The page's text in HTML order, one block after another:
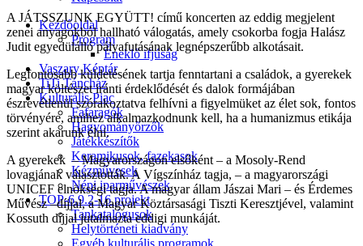
Kezdőoldal
Program
Éneklő ifjúság
Vaszary Képtár
TiTi Táncház
Kulturális Piac
Fafaragók
Hagyományőrzők
Játékkészítők
Keramikusok, fazekasok
Kézművesek
Népi iparművészek
TOP-6.9.2-16 projekt
Tankatalógusok
Helytörténeti kiadvány
Egyéb kulturális programok
A JÁTSSZUNK EGYÜTT! című koncerten az eddig megjelent
zenei anyagokból hallható válogatás, amely csokorba fogja Halász
Judit egyedülálló pályafutásának legnépszerűbb alkotásait.
Legfontosabb küldetésének tartja fenntartani a családok, a gyerekek
magyar költészet iránti érdeklődését és dalok formájában
észrevétlenül szórakoztatva felhívni a figyelmüket az élet sok, fontos
törvényére, amihez alkalmazkodnunk kell, ha a humanizmus etikája
szerint akarunk élni.
A gyerekek – Magyarországon elsőként – a Mosoly-Rend
lovagjának választották. A Vígszínház tagja, – a magyarországi
UNICEF elnökségi tagja. A magyar állam Jászai Mari – és Érdemes
Művész –díjjal, a Magyar Köztársasági Tiszti Keresztjével, valamint
Kossuth díjjal jutalmazta eddigi munkáját.